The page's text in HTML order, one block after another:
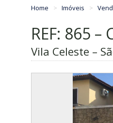
Home Imóveis
REF: 865 –
Vila Celeste –